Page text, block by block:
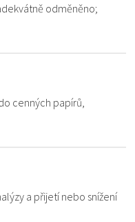
odměněno;
cenných papírů,
a přijetí nebo snížení